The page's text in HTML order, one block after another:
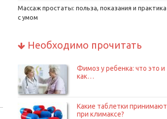
Массаж простаты: польза, показания и практика
с умом
Необходимо прочитать
Фимоз у ребенка: что это и
как…
Какие таблетки принимают
при климаксе?